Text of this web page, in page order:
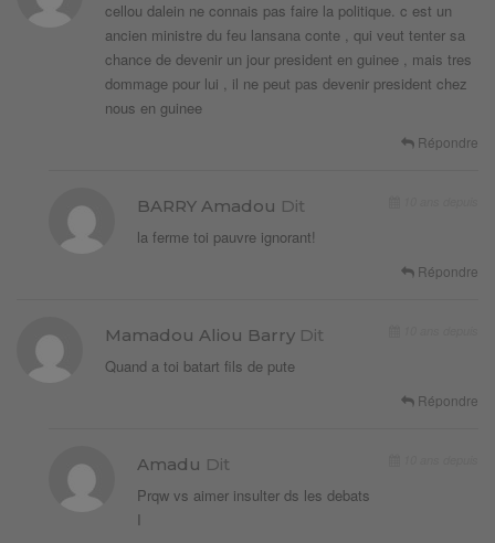
cellou dalein ne connais pas faire la politique. c est un
ancien ministre du feu lansana conte , qui veut tenter sa
chance de devenir un jour president en guinee , mais tres
dommage pour lui , il ne peut pas devenir president chez
nous en guinee
Répondre
BARRY Amadou Dit
la ferme toi pauvre ignorant!
Répondre
Mamadou Aliou Barry Dit
Quand a toi batart fils de pute
Répondre
Amadu Dit
Prqw vs aimer insulter ds les debats
I